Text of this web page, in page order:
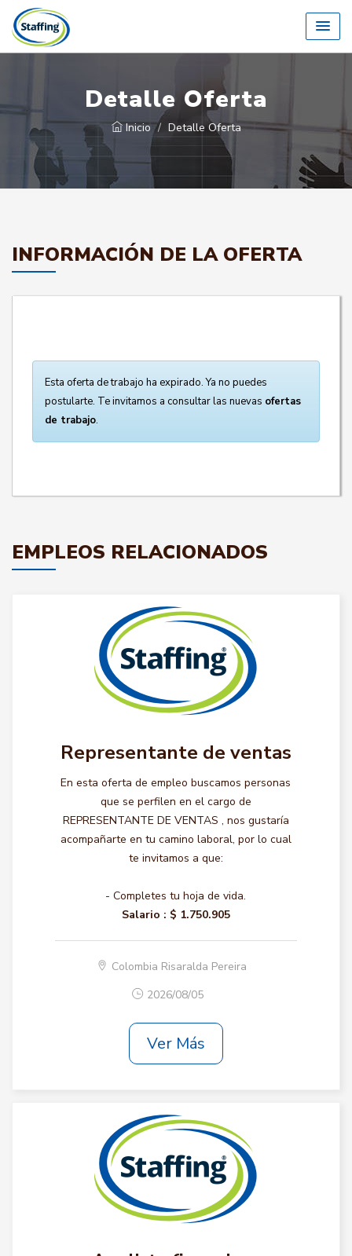
Detalle Oferta
Inicio Detalle Oferta
INFORMACIÓN DE LA OFERTA
Esta oferta de trabajo ha expirado. Ya no puedes
postularte. Te invitamos a consultar las nuevas ofertas
de trabajo.
EMPLEOS RELACIONADOS
Representante de ventas
En esta oferta de empleo buscamos personas
que se perfilen en el cargo de
REPRESENTANTE DE VENTAS , nos gustaría
acompañarte en tu camino laboral, por lo cual
te invitamos a que:
- Completes tu hoja de vida.
Salario : $ 1.750.905
Colombia Risaralda Pereira
2026/08/05
Ver Más